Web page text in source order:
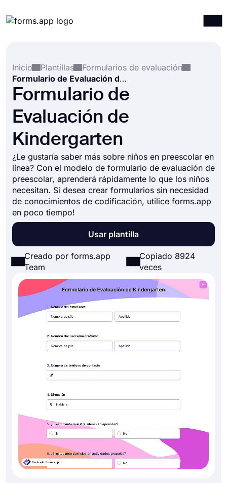
Integraciones
Plantillas
Recursos
Inicio
Plantillas
Formularios de evaluación
Formulario de Evaluación de Kindergarten
Formulario de
Evaluación de
Kindergarten
¿Le gustaría saber más sobre niños en preescolar en
línea? Con el modelo de formulario de evaluación de
preescolar, aprenderá rápidamente lo que los niños
necesitan. Si desea crear formularios sin necesidad
de conocimientos de codificación, utilice forms.app
en poco tiempo!
Usar plantilla
Creado por forms.app
Team
Copiado 8924
veces